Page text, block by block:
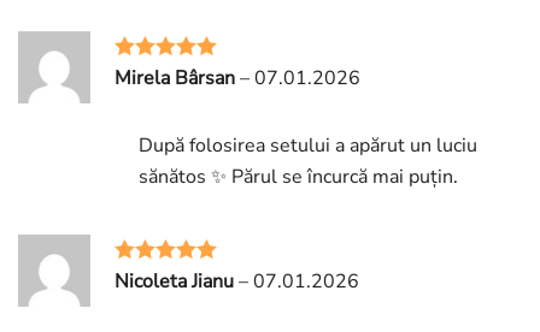
Rated5out
Mirela Bârsan–07.01.2026
După folosirea setului a apărut un luciu
sănătos ✨ Părul se încurcă mai puțin.
Rated5out
Nicoleta Jianu–07.01.2026